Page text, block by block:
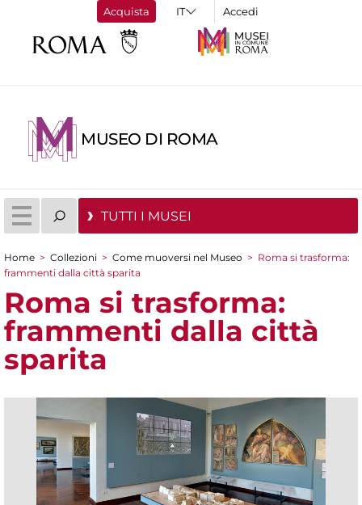
Acquista Accedi
MUSEO DI ROMA
TUTTI I MUSEI
Tu sei qui
Home > Collezioni > Come muoversi nel Museo > Roma si trasforma:
frammenti dalla città sparita
Roma si trasforma:
frammenti dalla città
sparita